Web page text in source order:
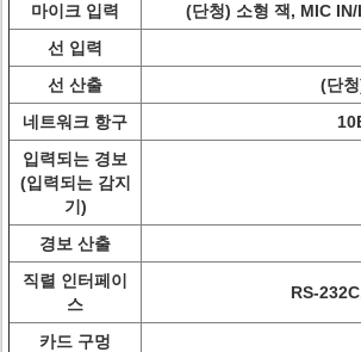
마이크 입력
(단청) 소형 잭, MIC
선 입력
선 산출
(단
네트워크 항구
입력되는 경보
(입력되는 감지
기)
경보 산출
직렬 인터페이
스
RS-
카드 구멍